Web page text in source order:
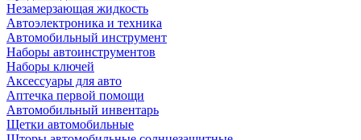
Незамерзающая жидкость
Автоэлектроника и техника
Автомобильный инструмент
Наборы автоинструментов
Наборы ключей
Аксессуары для авто
Аптечка первой помощи
Автомобильный инвентарь
Щетки автомобильные